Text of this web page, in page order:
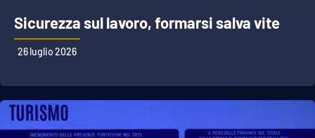
Sicurezza sul lavoro, formarsi salva vite
26 luglio 2026